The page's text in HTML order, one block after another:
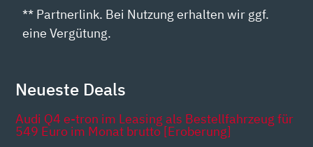
** Partnerlink. Bei Nutzung erhalten wir ggf.
eine Vergütung.
Neueste Deals
Audi Q4 e-tron im Leasing als Bestellfahrzeug für
549 Euro im Monat brutto [Eroberung]